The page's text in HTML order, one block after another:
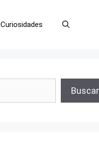
Curiosidades
Buscar